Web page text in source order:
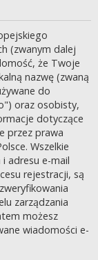
(zwanym dalej
że Twoje
nazwę (zwaną
do
oraz osobisty,
dotyczące
przez prawa
Wszelkie
adresu e-mail
rejestracji, są
zarządzania
możesz
wiadomości e-